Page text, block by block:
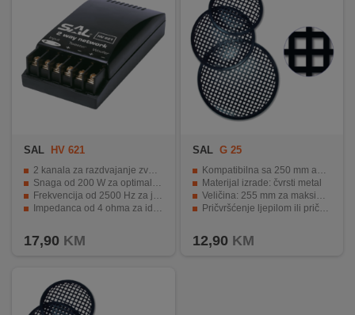
SAL HV 621
2 kanala za razdvajanje zvuka
Snaga od 200 W za optimalni zvuk
Frekvencija od 2500 Hz za jasan zvuk
Impedanca od 4 ohma za idealan rad zvučnika
17,90 KM
SAL G 25
Kompatibilna sa 250 mm auto zvučnicima
Materijal izrade: čvrsti metal
Veličina: 255 mm za maksimalnu zaštitu
Pričvršćenje ljepilom ili pričvrsnicom HT 304/HT 305
12,90 KM